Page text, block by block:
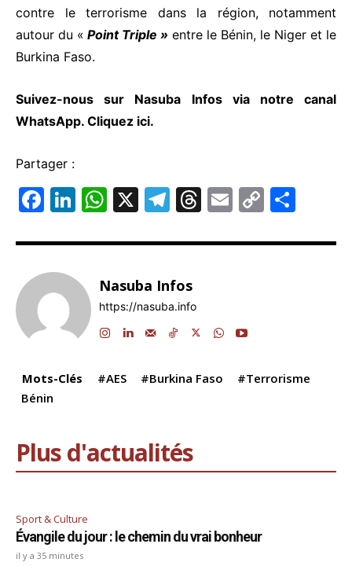
contre le terrorisme dans la région, notamment
autour du « Point Triple » entre le Bénin, le Niger et le
Burkina Faso.
Suivez-nous sur Nasuba Infos via notre canal
WhatsApp. Cliquez ici.
Partager :
F
c
e
b
o
k
Li
k
e
dI
n
W
at
s
A
p
X
T
e
gr
a
m
T
e
s
E
ai
C
p ta
Nasuba Infos
https://nasuba.info
Mots-Clés #AES #Burkina Faso
#Terrorisme
Bénin
Plus d'actualités
Sport & Culture
Évangile du jour : le chemin du vrai bonheur
il y a 35 minutes